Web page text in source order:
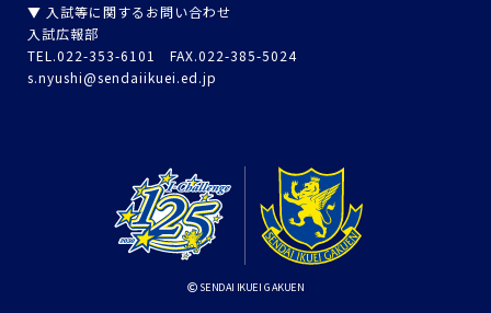
▼ 入試等に関するお問い合わせ
入試広報部
TEL.022-353-6101 FAX.022-385-5024
s.nyushi@sendaiikuei.ed.jp
SENDAI IKUEI GAKUEN